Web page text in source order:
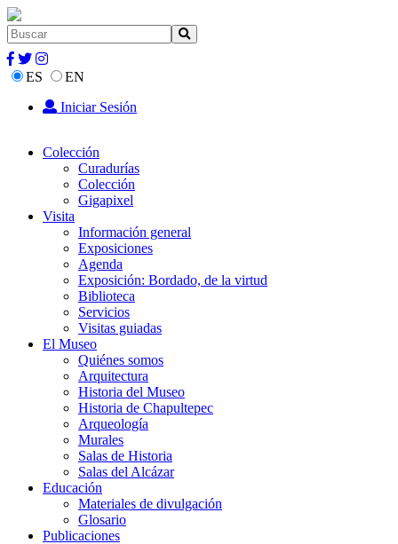
ES
EN
Iniciar Sesión
Colección
Curadurías
Colección
Gigapixel
Visita
Información general
Exposiciones
Agenda
Exposición: Bordado, de la virtud
Biblioteca
Servicios
Visitas guiadas
El Museo
Quiénes somos
Arquitectura
Historia del Museo
Historia de Chapultepec
Arqueología
Murales
Salas de Historia
Salas del Alcázar
Educación
Materiales de divulgación
Glosario
Publicaciones